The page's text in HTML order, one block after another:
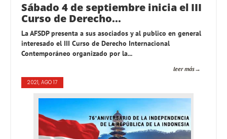
Sábado 4 de septiembre inicia el III
Curso de Derecho...
La AFSDP presenta a sus asociados y al publico en general
interesado el III Curso de Derecho Internacional
Contemporáneo organizado por la...
leer más
2021, AGO 17